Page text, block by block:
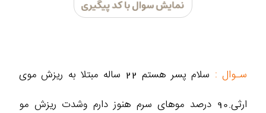
سـوال :
سلام پسر هستم ۲۲ ساله مبتلا به ریزش موی
ارثی.۹۰ درصد موهای سرم هنوز دارم وشدت ریزش مو